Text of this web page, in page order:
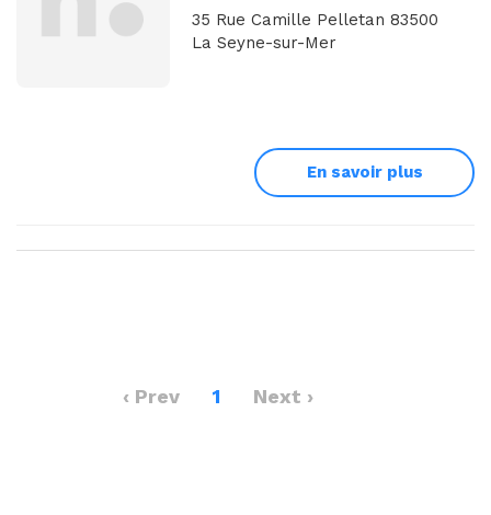
35 Rue Camille Pelletan 83500
La Seyne-sur-Mer
En savoir plus
‹ Prev 1 Next ›